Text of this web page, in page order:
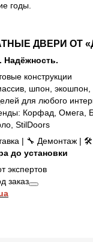
годы.
ДВЕРИ ОТ
Надёжность.
конструкции
шпон,
для любого
Корфад, Омега,
StilDoors
| 🔧 Демонтаж |
до установки
экспертов
заказ